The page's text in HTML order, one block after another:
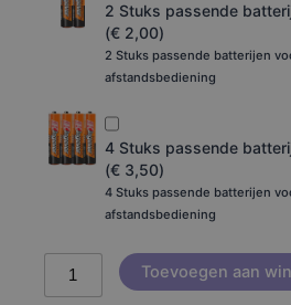
2 Stuks passende
(€ 2,00)
2 Stuks passende batterijen
afstandsbediening
4 Stuks passende
(€ 3,50)
4 Stuks passende batterijen
afstandsbediening
Toevoegen aan